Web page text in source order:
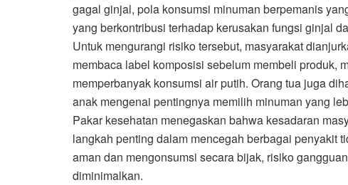
gagal ginjal, pola konsumsi minuman berpemanis
yang berkontribusi terhadap kerusakan fungsi ginjal
Untuk mengurangi risiko tersebut, masyarakat
membaca label komposisi sebelum membeli produk,
memperbanyak konsumsi air putih. Orang tua juga
anak mengenai pentingnya memilih minuman yang
Pakar kesehatan menegaskan bahwa kesadaran
langkah penting dalam mencegah berbagai penyakit
aman dan mengonsumsi secara bijak, risiko
diminimalkan.